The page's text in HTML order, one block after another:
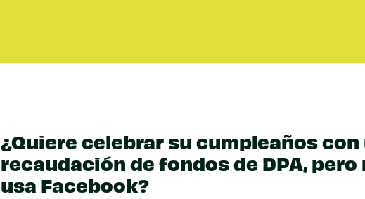
¿Quiere celebrar su cumpleaños con
recaudación de fondos de DPA, pero
usa Facebook?